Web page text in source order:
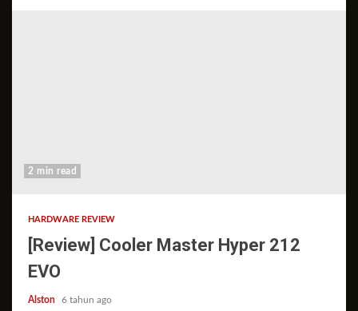
2 min read
HARDWARE REVIEW
[Review] Cooler Master Hyper 212
EVO
Alston 6 tahun ago